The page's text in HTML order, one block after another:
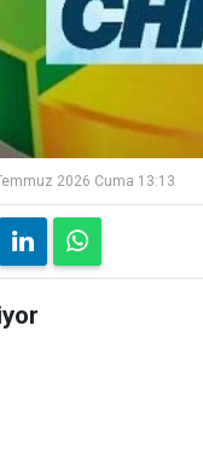
2026 Cuma 13:13